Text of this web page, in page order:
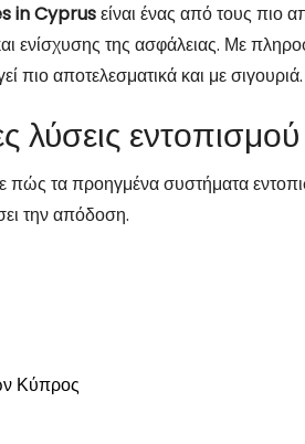
in Cyprusείναι ένας από τους πιο
ενίσχυσης της ασφάλειας. Με
πιο αποτελεσματικά και με σιγουριά.
λύσεις
πώς τα προηγμένα συστήματα
την απόδοση.
Κύπρος